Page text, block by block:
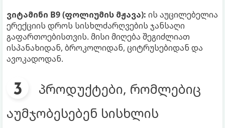
ვიტამინი B9 (ფოლიუმის მჟავა): ის აუცილებელია
ერექციის დროს სისხლძარღვების ჯანსაღი
გაფართოებისთვის. მისი მიღება შეგიძლიათ
ისპანახიდან, ბროკოლიდან, ციტრუსებიდან და
ავოკადოდან.
პროდუქტები, რომლებიც
აუმჯობესებენ სისხლის